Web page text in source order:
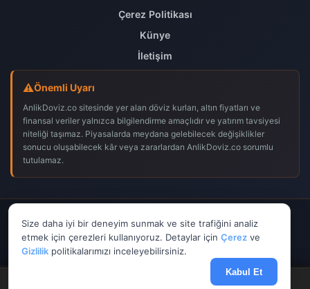
Çerez Politikası
Künye
İletişim
Önemli Uyarı
AnlikDoviz.co sitesinde yer alan döviz kurları, altın fiyatları ve
finansal veriler yalnızca bilgilendirme amaçlıdır ve yatırım tavsiyesi
niteliği taşımaz. Piyasalarda meydana gelebilecek değişiklikler
sonucu oluşabilecek kâr veya zararlardan AnlikDoviz.co sorumlu
tutulamaz.
© 2026 AnlikDoviz.co – Tüm hakları saklıdır.
𝕏 f ▶
Size daha iyi bir deneyim sunmak ve site trafiğini analiz
etmek için çerezleri kullanıyoruz. Detaylar için Çerez ve
Gizlilik politikalarımızı inceleyebilirsiniz.
Kabul Et